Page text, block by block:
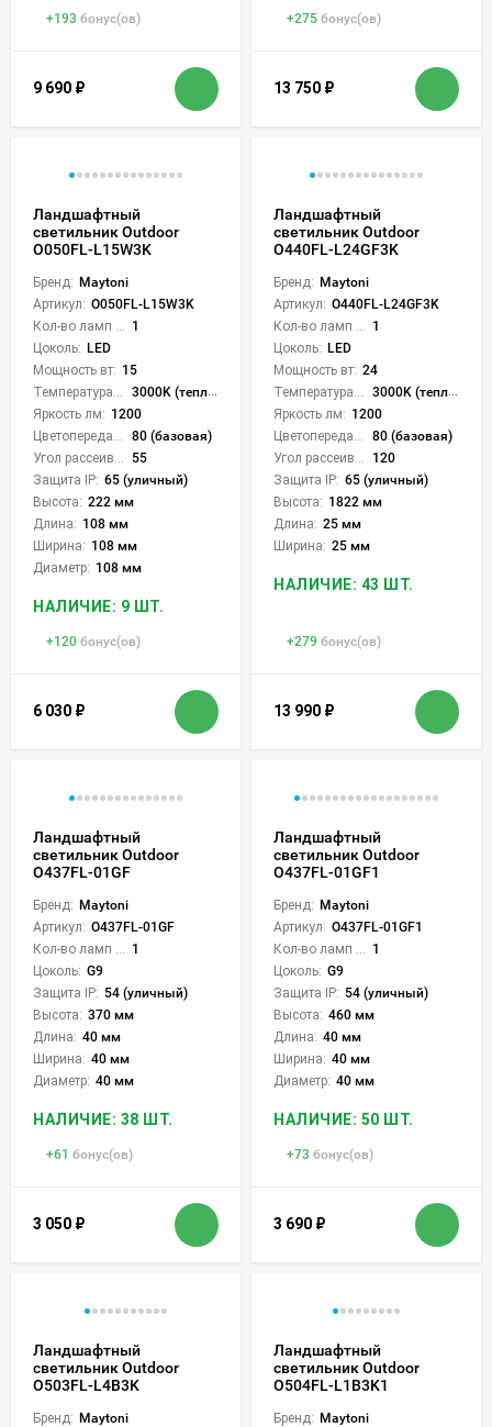
+193 бонус(ов)
9 690 ₽
+275 бонус(ов)
13 750 ₽
Ландшафтный
светильник Outdoor
O050FL-L15W3K
Бренд: Maytoni
Артикул: O050FL-L15W3K
1
Цоколь: LED
Мощность вт: 15
3000K (теплый)
Яркость лм: 1200
80 (базовая)
55
Защита IP: 65 (уличный)
Высота: 222 мм
Длина: 108 мм
Ширина: 108 мм
Диаметр: 108 мм
НАЛИЧИЕ: 9 ШТ.
+120 бонус(ов)
6 030 ₽
Ландшафтный
светильник Outdoor
O440FL-L24GF3K
Бренд: Maytoni
Артикул: O440FL-L24GF3K
1
Цоколь: LED
Мощность вт: 24
3000K (теплый)
Яркость лм: 1200
80 (базовая)
120
Защита IP: 65 (уличный)
Высота: 1822 мм
Длина: 25 мм
Ширина: 25 мм
НАЛИЧИЕ: 43 ШТ.
+279 бонус(ов)
13 990 ₽
Ландшафтный
светильник Outdoor
O437FL-01GF
Бренд: Maytoni
Артикул: O437FL-01GF
1
Цоколь: G9
Защита IP: 54 (уличный)
Высота: 370 мм
Длина: 40 мм
Ширина: 40 мм
Диаметр: 40 мм
НАЛИЧИЕ: 38 ШТ.
+61 бонус(ов)
3 050 ₽
Ландшафтный
светильник Outdoor
O437FL-01GF1
Бренд: Maytoni
Артикул: O437FL-01GF1
1
Цоколь: G9
Защита IP: 54 (уличный)
Высота: 460 мм
Длина: 40 мм
Ширина: 40 мм
Диаметр: 40 мм
НАЛИЧИЕ: 50 ШТ.
+73 бонус(ов)
3 690 ₽
Ландшафтный
светильник Outdoor
O503FL-L4B3K
Бренд: Maytoni
Ландшафтный
светильник Outdoor
O504FL-L1B3K1
Бренд: Maytoni